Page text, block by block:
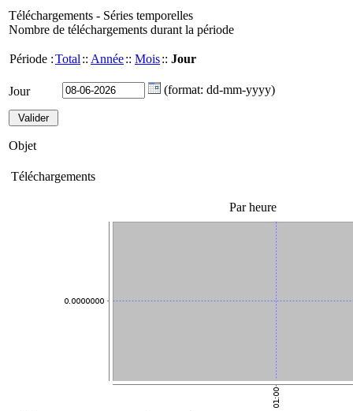
Téléchargements - Séries temporelles
Nombre de téléchargements durant la période
Période :Total :: Année:: Mois:: Jour
Jour (format: dd-mm-yyyy)
Objet
Téléchargements
Par heure